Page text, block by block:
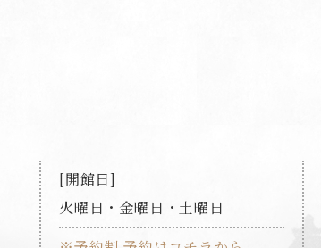
開館日
火曜日・金曜日・土曜日